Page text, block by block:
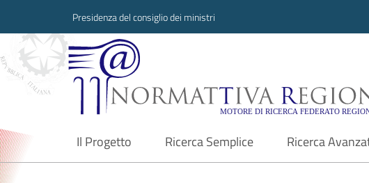
Presidenza del consiglio dei ministri
Normattiva Regioni
Il Progetto
current Ricerca Semplice Ricerca